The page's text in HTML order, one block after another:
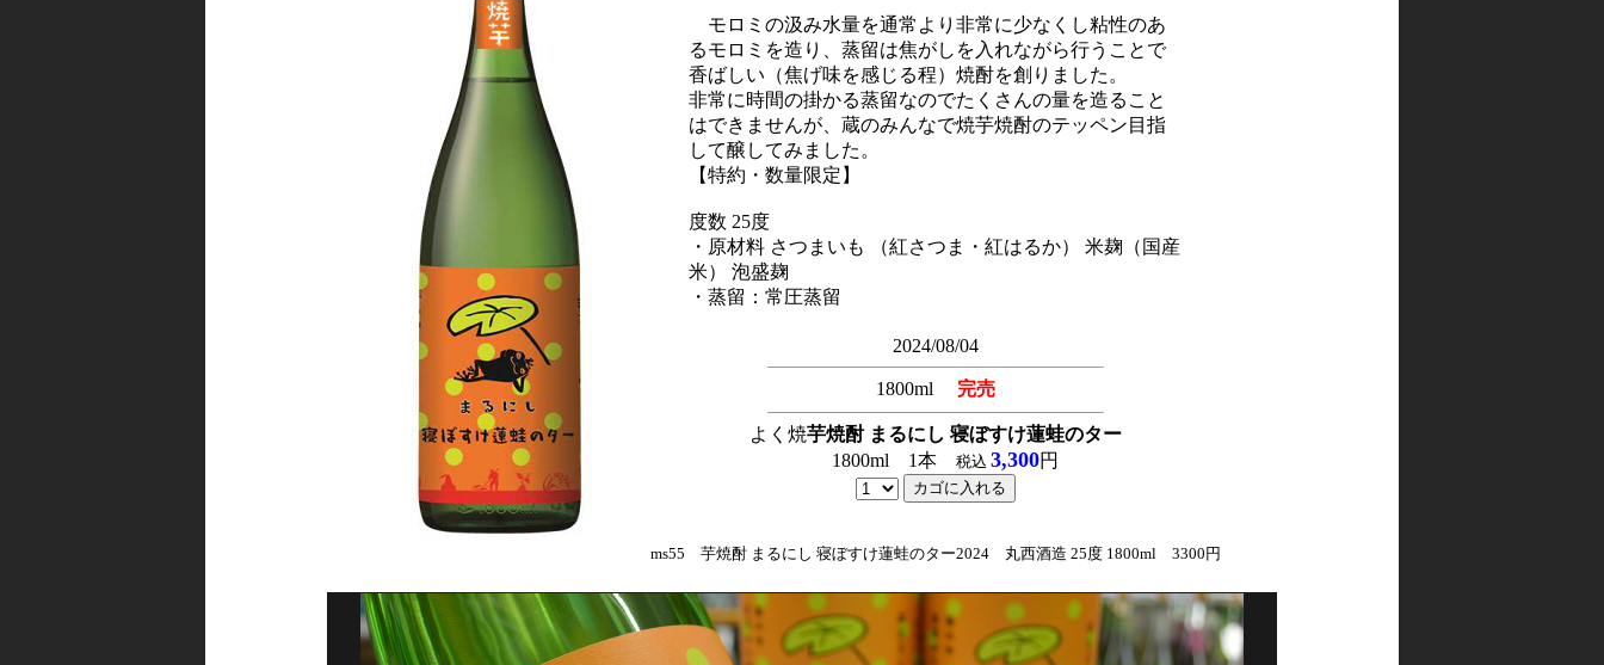
モロミの汲み水量を通常より非常に少なくし粘性のあ
るモロミを造り、蒸留は焦がしを入れながら行うことで
香ばしい（焦げ味を感じる程）焼酎を創りました。
非常に時間の掛かる蒸留なのでたくさんの量を造ること
はできませんが、蔵のみんなで焼芋焼酎のテッペン目指
して醸してみました。
【特約・数量限定】
度数 25度
・原材料 さつまいも （紅さつま・紅はるか） 米麹（国産
米） 泡盛麹
・蒸留：常圧蒸留
2024/08/04
1800ml 完売
よく焼芋焼酎 まるにし 寝ぼすけ蓮蛙のター
1800ml 1本 税込 3,300円
ms55 芋焼酎 まるにし 寝ぼすけ蓮蛙のター2024 丸西酒造 25度 1800ml 3300円